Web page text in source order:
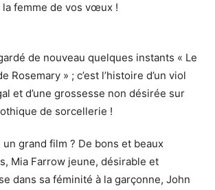
femme de vos vœux !
de nouveau quelques instants « Le
Rosemary » ; c’est l’histoire d’un viol
et d’une grossesse non désirée sur
de sorcellerie !
un grand film ? De bons et beaux
Mia Farrow jeune, désirable et
dans sa féminité à la garçonne, John